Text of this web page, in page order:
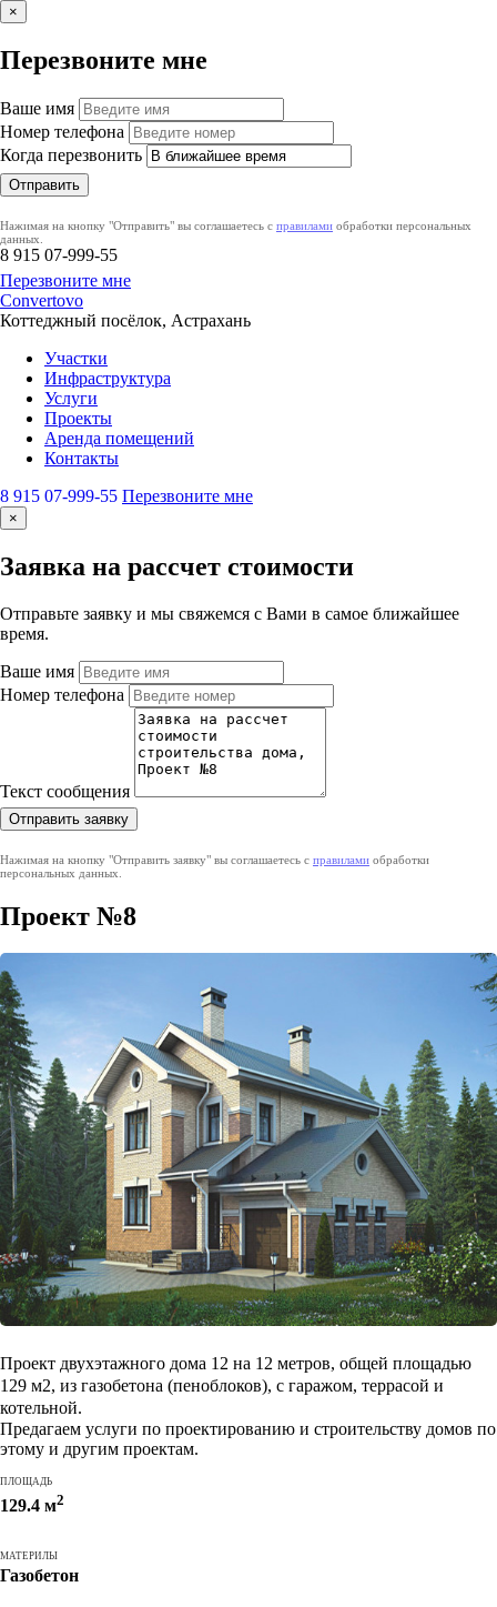
×
Перезвоните мне
Ваше имя
Номер телефона
Когда перезвонить
Нажимая на кнопку "Отправить" вы соглашаетесь с правилами обработки персональных
данных.
8 915 07-999-55
Перезвоните мне
Convertovo
Коттеджный посёлок, Астрахань
Участки
Инфраструктура
Услуги
Проекты
Аренда помещений
Контакты
8 915 07-999-55 Перезвоните мне
×
Заявка на рассчет стоимости
Отправьте заявку и мы свяжемся с Вами в самое ближайшее
время.
Ваше имя
Номер телефона
Текст сообщения
Нажимая на кнопку "Отправить заявку" вы соглашаетесь с правилами обработки
персональных данных.
Проект №8
Проект двухэтажного дома 12 на 12 метров, общей площадью
129 м2, из газобетона (пеноблоков), c гаражом, террасой и
котельной.
Предагаем услуги по проектированию и строительству домов по
этому и другим проектам.
ПЛОЩАДЬ
129.4 м2
МАТЕРИЛЫ
Газобетон